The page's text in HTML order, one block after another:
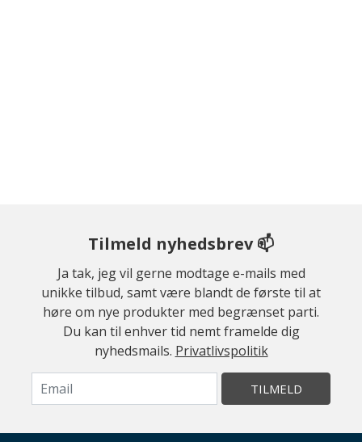
Tilmeld nyhedsbrev 📫
Ja tak, jeg vil gerne modtage e-mails med
unikke tilbud, samt være blandt de første til at
høre om nye produkter med begrænset parti.
Du kan til enhver tid nemt framelde dig
nyhedsmails. Privatlivspolitik
TILMELD